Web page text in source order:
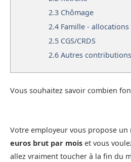
2.3 Chômage
2.4 Famille -
2.5 CGS/CRDS
2.6 Autres
Vous souhaitez savoir combien
Votre employeur vous propose un
euros brut par mois et vous
allez vraiment toucher à la fin du